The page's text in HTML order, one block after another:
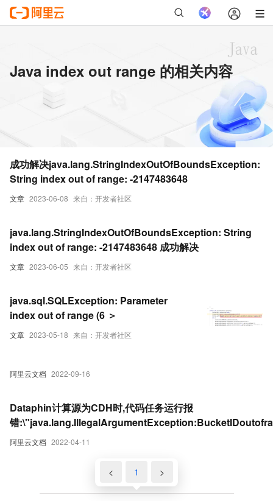
Java index out range 的相关内容
文章 2023-06-08 来自：开发者社区
成功解决java.lang.StringIndexOutOfBoundsException:
String index out of range: -2147483648
文章 2023-06-05 来自：开发者社区
java.lang.StringIndexOutOfBoundsException: String
index out of range: -2147483648 成功解决
文章 2023-05-18 来自：开发者社区
java.sql.SQLException: Parameter
index out of range (6 ＞
阿里云文档 2022-09-16
阿里云文档 2022-04-11
Dataphin计算源为CDH时,代码任务运行报
错
< 1 >